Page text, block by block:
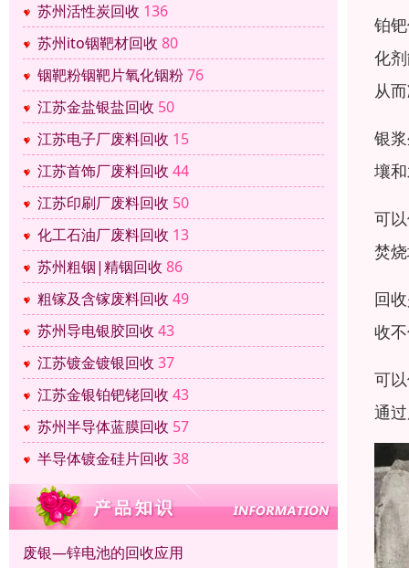
苏州活性炭回收 136
苏州ito铟靶材回收 80
铟靶粉铟靶片氧化铟粉76
江苏金盐银盐回收 50
江苏电子厂废料回收 15
江苏首饰厂废料回收 44
江苏印刷厂废料回收 50
化工石油厂废料回收 13
苏州粗铟|精铟回收 86
粗镓及含镓废料回收 49
苏州导电银胶回收 43
江苏镀金镀银回收 37
江苏金银铂钯铑回收 43
苏州半导体蓝膜回收 57
半导体镀金硅片回收 38
废银—锌电池的回收应用
铂
化
从
银
壤
可
焚
回
收
可
通